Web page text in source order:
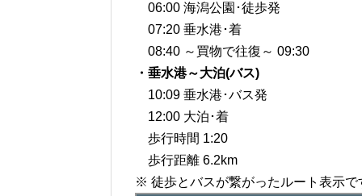
06:00 海潟公園･徒歩発
07:20 垂水港･着
08:40 ～買物で往復～ 09:30
・垂水港～大泊(バス)
10:09 垂水港･バス発
12:00 大泊･着
歩行時間 1:20
歩行距離 6.2km
※ 徒歩とバスが繋がったルート表示で